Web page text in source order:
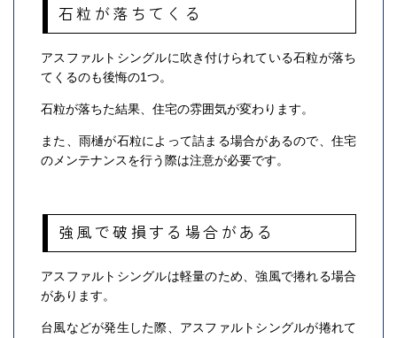
石粒が落ちてくる
アスファルトシングルに吹き付けられている石粒が落ち
てくるのも後悔の1つ。
石粒が落ちた結果、住宅の雰囲気が変わります。
また、雨樋が石粒によって詰まる場合があるので、住宅
のメンテナンスを行う際は注意が必要です。
強風で破損する場合がある
アスファルトシングルは軽量のため、強風で捲れる場合
があります。
台風などが発生した際、アスファルトシングルが捲れて